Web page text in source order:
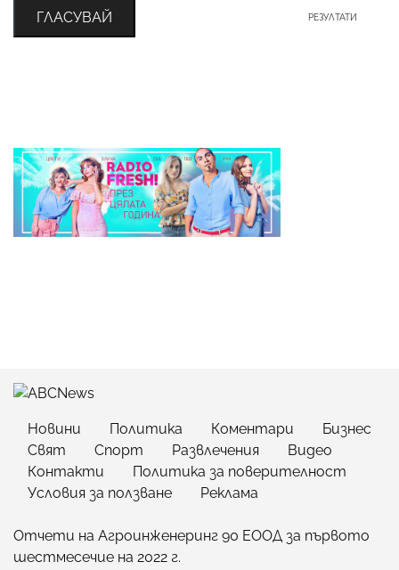
ГЛАСУВАЙ РЕЗУЛТАТИ
Новини Политика Коментари
Бизнес
Свят
Спорт Развлечения
Видео
Контакти
Политика за поверителност
Условия за ползване
Реклама
Отчети на Агроинженеринг 90 ЕООД за първото
шестмесечие на 2022 г.